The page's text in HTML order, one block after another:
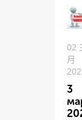
02
月
3